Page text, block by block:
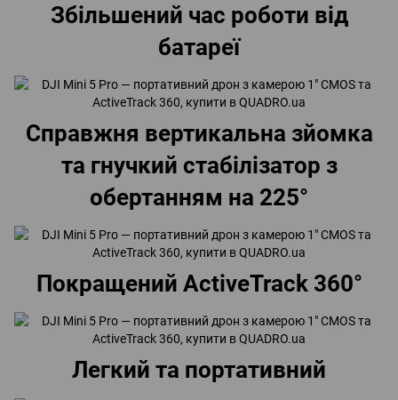
Збільшений час роботи від
батареї
Справжня вертикальна зйомка
та гнучкий стабілізатор з
обертанням на 225°
Покращений ActiveTrack 360°
Легкий та портативний